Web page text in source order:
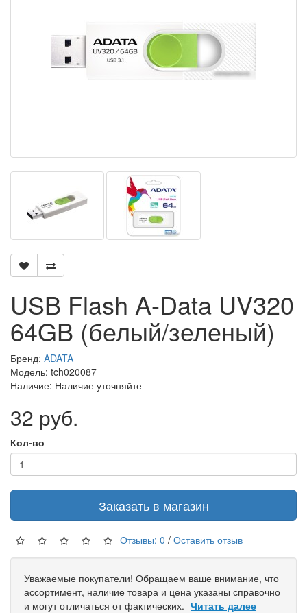
USB Flash A-Data UV320
64GB (белый/зеленый)
Бренд: ADATA
Модель: tch020087
Наличие: Наличие уточняйте
32 руб.
Кол-во
Заказать в магазин
Отзывы: 0 / Оставить отзыв
Уважаемые покупатели! Обращаем ваше внимание, что
ассортимент, наличие товара и цена указаны справочно
и могут отличаться от фактических. Читать далее